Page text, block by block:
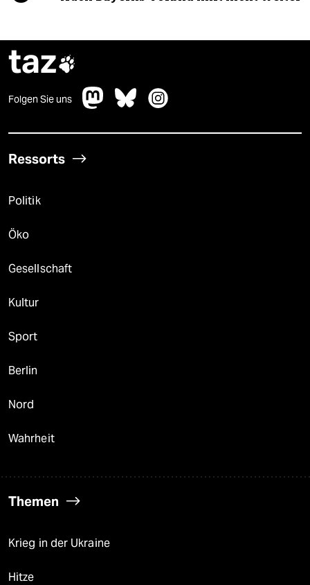
taz
Folgen Sie uns
Ressorts
Politik
Öko
Gesellschaft
Kultur
Sport
Berlin
Nord
Wahrheit
Themen
Krieg in der Ukraine
Hitze